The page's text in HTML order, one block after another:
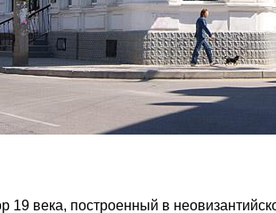
19 века, построенный в